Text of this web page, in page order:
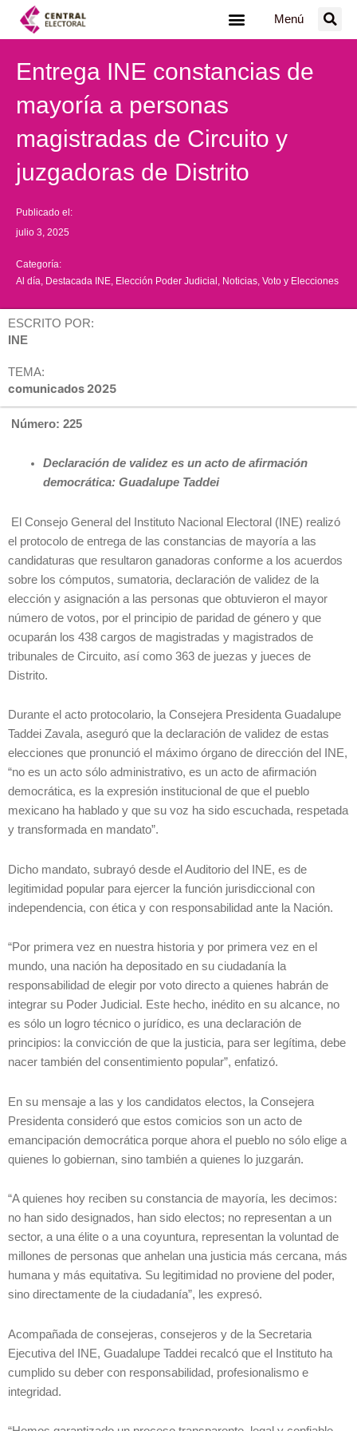
Menú
Entrega INE constancias de
mayoría a personas
magistradas de Circuito y
juzgadoras de Distrito
Publicado el:
julio 3, 2025
Categoría:
Al día Destacada INE Elección Poder Judicial Noticias Voto y Elecciones
ESCRITO POR:
INE
TEMA:
comunicados 2025
Número: 225
Declaración de validez es un acto de afirmación
democrática: Guadalupe Taddei
El Consejo General del Instituto Nacional Electoral (INE) realizó
el protocolo de entrega de las constancias de mayoría a las
candidaturas que resultaron ganadoras conforme a los acuerdos
sobre los cómputos, sumatoria, declaración de validez de la
elección y asignación a las personas que obtuvieron el mayor
número de votos, por el principio de paridad de género y que
ocuparán los 438 cargos de magistradas y magistrados de
tribunales de Circuito, así como 363 de juezas y jueces de
Distrito.
Durante el acto protocolario, la Consejera Presidenta Guadalupe
Taddei Zavala, aseguró que la declaración de validez de estas
elecciones que pronunció el máximo órgano de dirección del INE,
“no es un acto sólo administrativo, es un acto de afirmación
democrática, es la expresión institucional de que el pueblo
mexicano ha hablado y que su voz ha sido escuchada, respetada
y transformada en mandato”.
Dicho mandato, subrayó desde el Auditorio del INE, es de
legitimidad popular para ejercer la función jurisdiccional con
independencia, con ética y con responsabilidad ante la Nación.
“Por primera vez en nuestra historia y por primera vez en el
mundo, una nación ha depositado en su ciudadanía la
responsabilidad de elegir por voto directo a quienes habrán de
integrar su Poder Judicial. Este hecho, inédito en su alcance, no
es sólo un logro técnico o jurídico, es una declaración de
principios: la convicción de que la justicia, para ser legítima, debe
nacer también del consentimiento popular”, enfatizó.
En su mensaje a las y los candidatos electos, la Consejera
Presidenta consideró que estos comicios son un acto de
emancipación democrática porque ahora el pueblo no sólo elige a
quienes lo gobiernan, sino también a quienes lo juzgarán.
“A quienes hoy reciben su constancia de mayoría, les decimos:
no han sido designados, han sido electos; no representan a un
sector, a una élite o a una coyuntura, representan la voluntad de
millones de personas que anhelan una justicia más cercana, más
humana y más equitativa. Su legitimidad no proviene del poder,
sino directamente de la ciudadanía”, les expresó.
Acompañada de consejeras, consejeros y de la Secretaria
Ejecutiva del INE, Guadalupe Taddei recalcó que el Instituto ha
cumplido su deber con responsabilidad, profesionalismo e
integridad.